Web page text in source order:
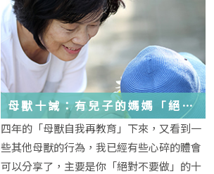
母獸十誡：有兒子的媽媽「絕對
不要做」的十件事
四年的「母獸自我再教育」下來，又看到一
些其他母獸的行為，我已經有些心碎的體會
可以分享了，主要是你「絕對不要做」的十